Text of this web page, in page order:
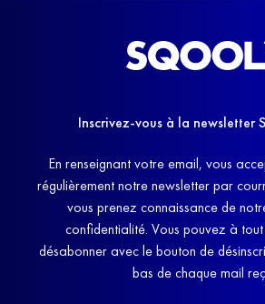
Inscrivez-vous à la newsletter
En renseignant votre email, vous
régulièrement notre newsletter par
vous prenez connaissance de
confidentialité. Vous pouvez à
désabonner avec le bouton de
bas de chaque mail